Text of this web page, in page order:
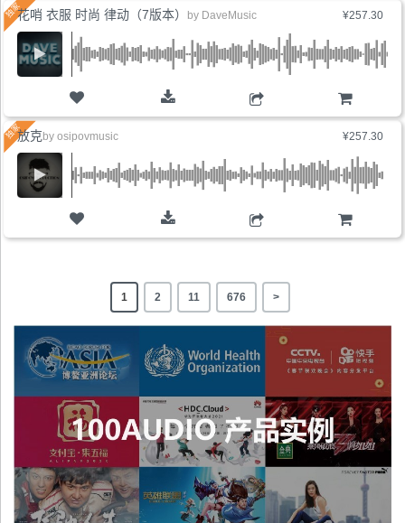
¥257.30
购物车
花哨 衣服 时尚 律动（7版本） by DaveMusic
¥257.30
购物车
放克 by osipovmusic
1 2 11 676 >